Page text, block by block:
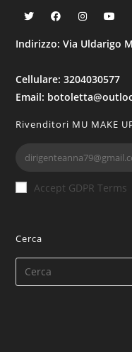
Indirizzo: Via Uldarigo
Cellulare: 3204030577
Email:
Rivenditori MU MAKE
Accept GDPR Terms
Cerca